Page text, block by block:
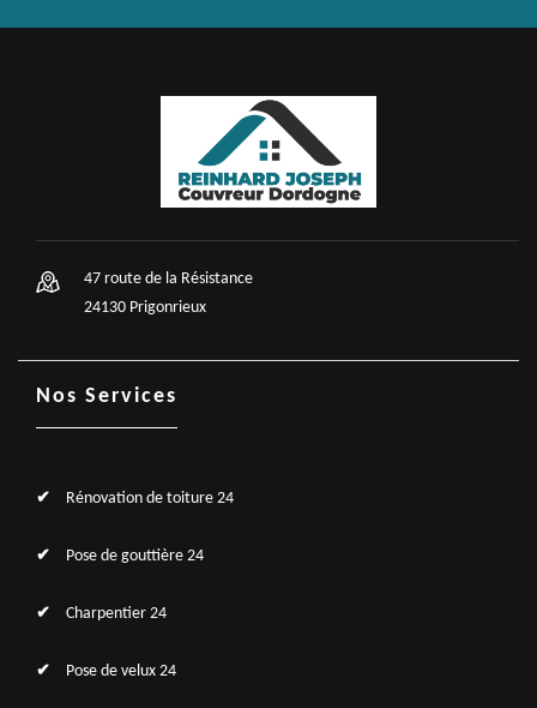
47 route de la Résistance
24130 Prigonrieux
Nos Services
Rénovation de toiture 24
Pose de gouttière 24
Charpentier 24
Pose de velux 24